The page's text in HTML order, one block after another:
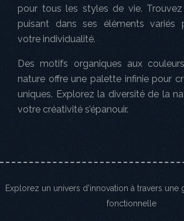
pour tous les styles de vie. Trouvez
puisant dans ses éléments variés
votre individualité.
Des motifs organiques aux
nature offre une palette infinie pour
uniques. Explorez la diversité de la
votre créativité s’épanouir.
Explorez un univers d'innovation à travers
fonctionnelle